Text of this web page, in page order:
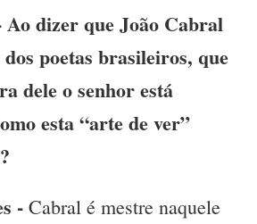
dizer que João Cabral
poetas brasileiros, que
dele o senhor está
esta “arte de ver”
-Cabral é mestre naquele